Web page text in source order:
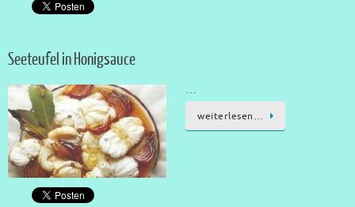
Seeteufel in Honigsauce
…
weiterlesen…